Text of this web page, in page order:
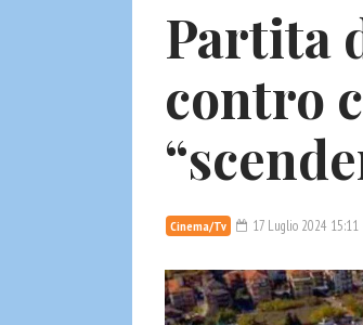
Partita
contro
Cinema/Tv 17 Luglio 2024 15:11